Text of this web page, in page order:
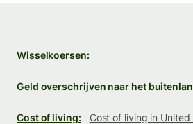
Wisselkoersen:
Geld overschrijven naar het
Cost of living:
Cost of living in United